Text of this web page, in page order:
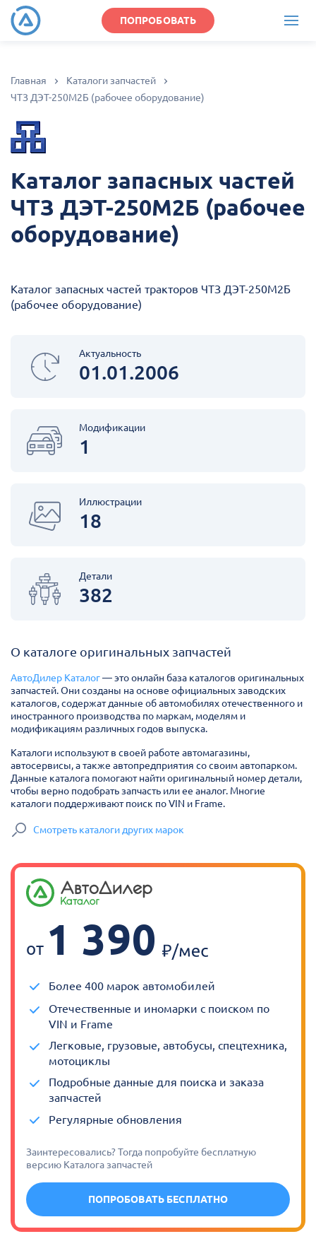
ПОПРОБОВАТЬ
Главная
Каталоги запчастей
ЧТЗ ДЭТ-250М2Б (рабочее оборудование)
Каталог запасных частей
ЧТЗ ДЭТ-250М2Б (рабочее
оборудование)
Каталог запасных частей тракторов ЧТЗ ДЭТ-250М2Б
(рабочее оборудование)
Актуальность
01.01.2006
Модификации
1
Иллюстрации
18
Детали
382
О каталоге оригинальных запчастей
АвтоДилер Каталог— это онлайн база каталогов оригинальных
запчастей. Они созданы на основе официальных заводских
каталогов, содержат данные об автомобилях отечественного и
иностранного производства по маркам, моделям и
модификациям различных годов выпуска.
Каталоги используют в своей работе автомагазины,
автосервисы, а также автопредприятия со своим автопарком.
Данные каталога помогают найти оригинальный номер детали,
чтобы верно подобрать запчасть или ее аналог. Многие
каталоги поддерживают поиск по VIN и Frame.
Смотреть каталоги других марок
от 1 390
Более 400 марок автомобилей
Отечественные и иномарки с поиском по
VIN и Frame
Легковые, грузовые, автобусы, спецтехника,
мотоциклы
Подробные данные для поиска и заказа
запчастей
Регулярные обновления
Заинтересовались? Тогда попробуйте бесплатную
версию Каталога запчастей
ПОПРОБОВАТЬ БЕСПЛАТНО